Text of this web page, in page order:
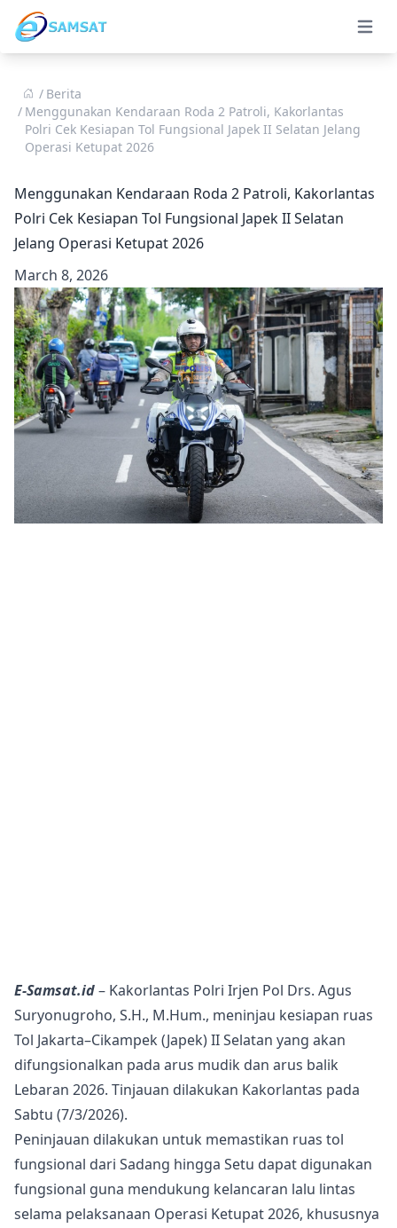
Open
Berita
Menggunakan Kendaraan Roda 2 Patroli, Kakorlantas
Polri Cek Kesiapan Tol Fungsional Japek II Selatan Jelang
Operasi Ketupat 2026
Menggunakan Kendaraan Roda 2 Patroli, Kakorlantas
Polri Cek Kesiapan Tol Fungsional Japek II Selatan
Jelang Operasi Ketupat 2026
March 8, 2026
E-Samsat.id– Kakorlantas Polri Irjen Pol Drs. Agus
Suryonugroho, S.H., M.Hum., meninjau kesiapan ruas
Tol Jakarta–Cikampek (Japek) II Selatan yang akan
difungsionalkan pada arus mudik dan arus balik
Lebaran 2026. Tinjauan dilakukan Kakorlantas pada
Sabtu (7/3/2026).
Peninjauan dilakukan untuk memastikan ruas tol
fungsional dari Sadang hingga Setu dapat digunakan
fungsional guna mendukung kelancaran lalu lintas
selama pelaksanaan Operasi Ketupat 2026, khususnya